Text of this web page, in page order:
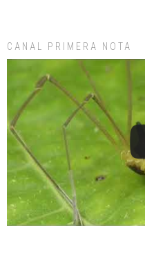
CANAL PRIMERA NOTA